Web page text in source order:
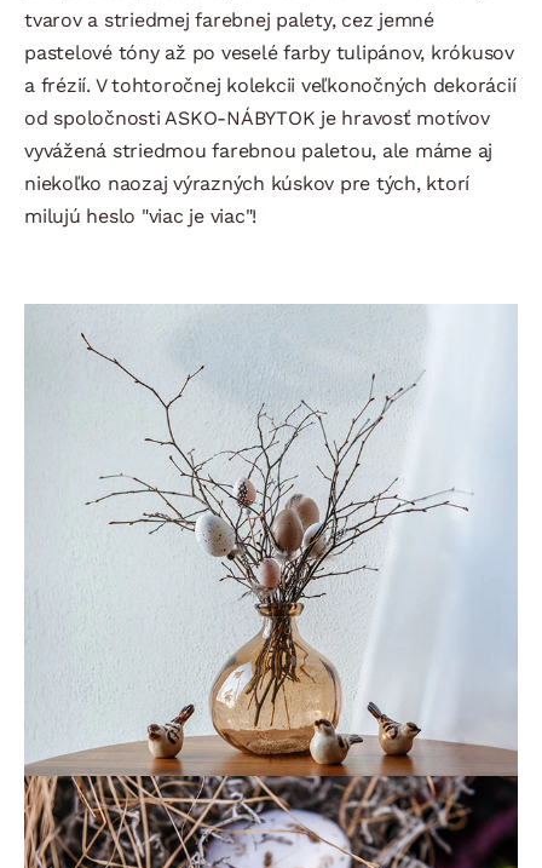
tvarov a striedmej farebnej palety, cez jemné
pastelové tóny až po veselé farby tulipánov, krókusov
a frézií. V tohtoročnej kolekcii veľkonočných dekorácií
od spoločnosti ASKO-NÁBYTOK je hravosť motívov
vyvážená striedmou farebnou paletou, ale máme aj
niekoľko naozaj výrazných kúskov pre tých, ktorí
milujú heslo "viac je viac"!